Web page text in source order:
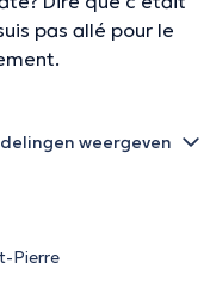
pas allé pour le
weergeven
Pierre